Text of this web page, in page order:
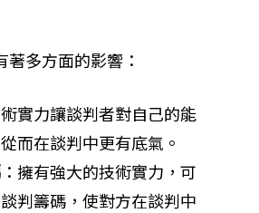
多方面的影響：
術實力讓談判者對自己的能
而在談判中更有底氣。
：擁有強大的技術實力，可
判籌碼，使對方在談判中